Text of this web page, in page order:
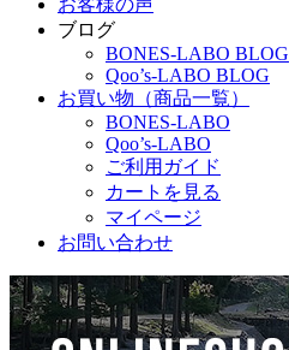
お客様の声
ブログ
BONES-LABO BLOG
Qoo’s-LABO BLOG
お買い物（商品一覧）
BONES-LABO
Qoo’s-LABO
ご利用ガイド
カートを見る
マイページ
お問い合わせ